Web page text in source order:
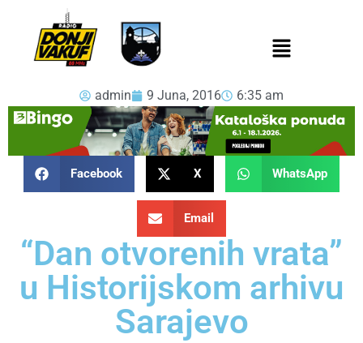
admin 9 Juna, 2016 6:35 am
Facebook X WhatsApp
Email
“Dan otvorenih vrata”
u Historijskom arhivu
Sarajevo